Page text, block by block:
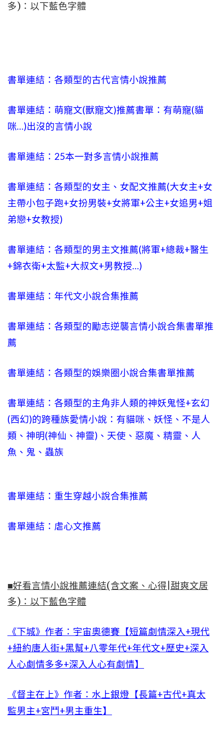
多)：以下藍色字體
書單連結：各類型的古代言情小說推薦
書單連結：萌寵文(獸寵文)推薦書單：有萌寵(貓
咪…)出沒的言情小說
書單連結：25本一對多言情小說推薦
書單連結：各類型的女主、女配文推薦(大女主+女
主帶小包子跑+女扮男裝+女將軍+公主+女追男+姐
弟戀+女教授)
書單連結：各類型的男主文推薦(將軍+總裁+醫生
+錦衣衛+太監+大叔文+男教授…)
書單連結：年代文小說合集推薦
書單連結：各類型的勵志逆襲言情小說合集書單推
薦
書單連結：各類型的娛樂圈小說合集書單推薦
書單連結：各類型的主角非人類的神妖鬼怪+玄幻
(西幻)的跨種族愛情小說：有貓咪、妖怪、不是人
類、神明(神仙、神靈)、天使、惡魔、精靈、人
魚、鬼、蟲族
書單連結：重生穿越小說合集推薦
書單連結：虐心文推薦
■好看言情小說推薦連結(含文案、心得|甜爽文居
多)：以下藍色字體
《下城》作者：宇宙奧德賽【短篇劇情深入+現代
+紐約唐人街+黑幫+八零年代+年代文+歷史+深入
人心劇情多多+深入人心有劇情】
《督主在上》作者：水上銀燈【長篇+古代+真太
監男主+宮鬥+男主重生】